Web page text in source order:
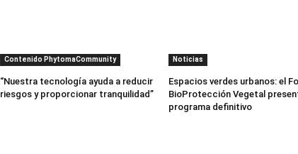
Contenido PhytomaCommunity
“Nuestra tecnología ayuda a reducir
riesgos y proporcionar tranquilidad”
Noticias
Espacios verdes urbanos: el
BioProtección Vegetal
programa definitivo